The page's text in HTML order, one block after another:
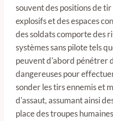
souvent des positions de
explosifs et des espaces
des soldats comporte des
systèmes sans pilote tels
peuvent d'abord pénétrer
dangereuses pour
sonder les tirs ennemis et
d'assaut, assumant ainsi
place des troupes